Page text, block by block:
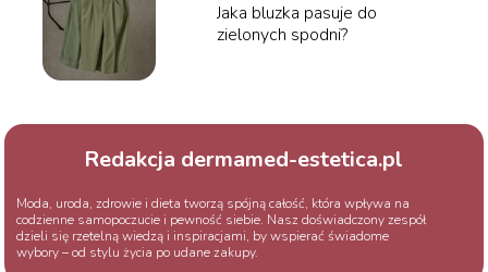
Jaka bluzka pasuje do
zielonych spodni?
Redakcja dermamed-estetica.pl
Moda, uroda, zdrowie i dieta tworzą spójną całość, która wpływa na
codzienne samopoczucie i pewność siebie. Nasz doświadczony zespół
dzieli się rzetelną wiedzą i inspiracjami, by wspierać świadome
wybory – od stylu życia po udane zakupy.